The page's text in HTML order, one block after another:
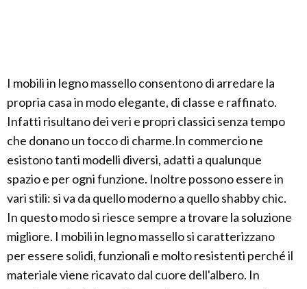
I mobili in legno massello consentono di arredare la
propria casa in modo elegante, di classe e raffinato.
Infatti risultano dei veri e propri classici senza tempo
che donano un tocco di charme.In commercio ne
esistono tanti modelli diversi, adatti a qualunque
spazio e per ogni funzione. Inoltre possono essere in
vari stili: si va da quello moderno a quello shabby chic.
In questo modo si riesce sempre a trovare la soluzione
migliore. I mobili in legno massello si caratterizzano
per essere solidi, funzionali e molto resistenti perché il
materiale viene ricavato dal cuore dell'albero. In